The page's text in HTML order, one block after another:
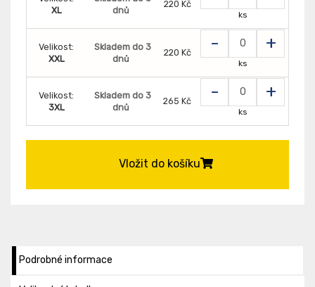
XL
dnů
220 Kč
ks
Velikost:
XXL
Skladem do 3
dnů
220 Kč - +
ks
Velikost:
3XL
Skladem do 3
dnů
265 Kč - +
ks
Vložit do košíku
Podrobné informace